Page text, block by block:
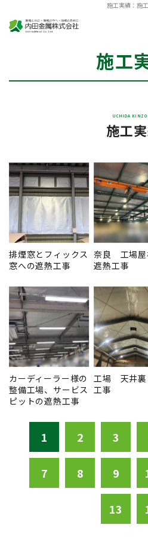
施工実績：施
施工
施工
排煙窓とフィックス
窓への遮熱工事
奈良 工場
遮熱工事
カーディーラー様の
整備工場、サービス
ピットの遮熱工事
工場 天井
工事
1 2 3
7 8 9
13